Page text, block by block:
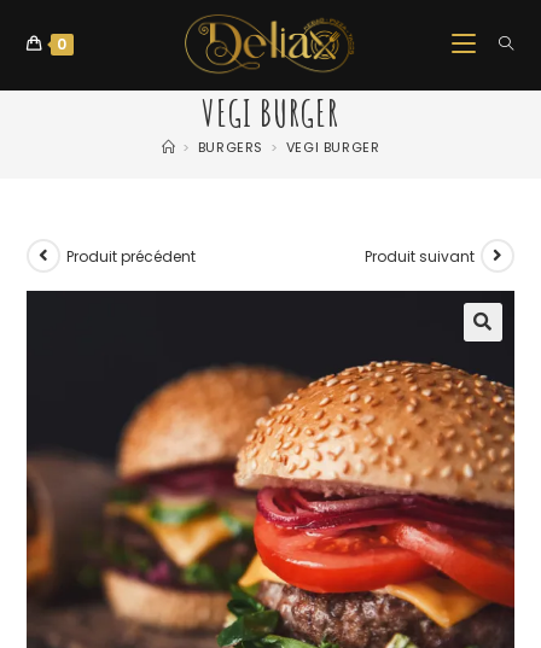
0
VEGI BURGER
> BURGERS > VEGI BURGER
Produit précédent Produit suivant